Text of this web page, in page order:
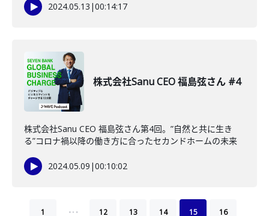
2024.05.13 |00:14:17
株式会社Sanu CEO 福島弦さん #4
株式会社Sanu CEO 福島弦さん第4回。”自然と共に生き
る”コロナ禍以降の働き方に合ったセカンドホームの未来
2024.05.09 |00:10:02
1 … 12 13 14 15 16